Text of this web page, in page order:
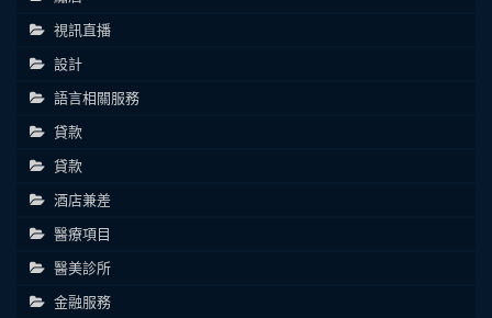
視訊直播
設計
語言相關服務
貸款
貸款
酒店兼差
醫療項目
醫美診所
金融服務